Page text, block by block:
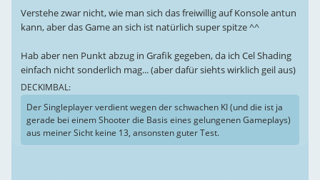
Verstehe zwar nicht, wie man sich das freiwillig auf Konsole antun
kann, aber das Game an sich ist natürlich super spitze ^^
Hab aber nen Punkt abzug in Grafik gegeben, da ich Cel Shading
einfach nicht sonderlich mag... (aber dafür siehts wirklich geil aus)
DECKIMBAL:
Der Singleplayer verdient wegen der schwachen KI (und die ist ja
gerade bei einem Shooter die Basis eines gelungenen Gameplays)
aus meiner Sicht keine 13, ansonsten guter Test.